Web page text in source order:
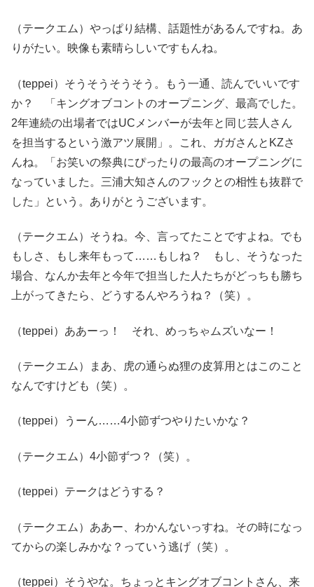
（テークエム）やっぱり結構、話題性があるんですね。あ
りがたい。映像も素晴らしいですもんね。
（teppei）そうそうそうそう。もう一通、読んでいいです
か？ 「キングオブコントのオープニング、最高でした。
2年連続の出場者ではUCメンバーが去年と同じ芸人さん
を担当するという激アツ展開」。これ、ガガさんとKZさ
んね。「お笑いの祭典にぴったりの最高のオープニングに
なっていました。三浦大知さんのフックとの相性も抜群で
した」という。ありがとうございます。
（テークエム）そうね。今、言ってたことですよね。でも
もしさ、もし来年もって……もしね？ もし、そうなった
場合、なんか去年と今年で担当した人たちがどっちも勝ち
上がってきたら、どうするんやろうね？（笑）。
（teppei）ああーっ！ それ、めっちゃムズいなー！
（テークエム）まあ、虎の通らぬ狸の皮算用とはこのこと
なんですけども（笑）。
（teppei）うーん……4小節ずつやりたいかな？
（テークエム）4小節ずつ？（笑）。
（teppei）テークはどうする？
（テークエム）ああー、わかんないっすね。その時になっ
てからの楽しみかな？っていう逃げ（笑）。
（teppei）そうやな。ちょっとキングオブコントさん、来